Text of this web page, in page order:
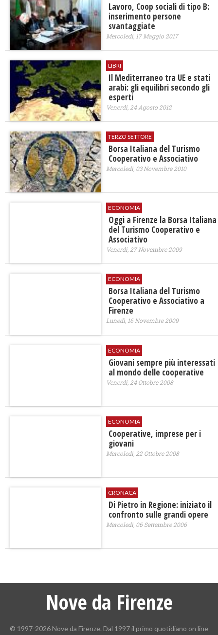
Lavoro, Coop sociali di tipo B:
inserimento persone
svantaggiate
Mercoledì, 17 Maggio 2017
LIBRI
Il Mediterraneo tra UE e stati
arabi: gli equilibri secondo gli
esperti
Venerdì, 24 Agosto 2012
TERZO SETTORE
Borsa Italiana del Turismo
Cooperativo e Associativo
Mercoledì, 03 Novembre 2010
ECONOMIA
Oggi a Firenze la Borsa Italiana
del Turismo Cooperativo e
Associativo
Venerdì, 27 Novembre 2009
ECONOMIA
Borsa Italiana del Turismo
Cooperativo e Associativo a
Firenze
Lunedì, 16 Novembre 2009
ECONOMIA
Giovani sempre più interessati
al mondo delle cooperative
Venerdì, 24 Ottobre 2008
ECONOMIA
Cooperative, imprese per i
giovani
Mercoledì, 22 Ottobre 2008
CRONACA
Di Pietro in Regione: iniziato il
confronto sulle grandi opere
Mercoledì, 06 Settembre 2006
Nove da Firenze
© 1997-2026 Nove da Firenze. Dal 1997 il primo quotidiano on line